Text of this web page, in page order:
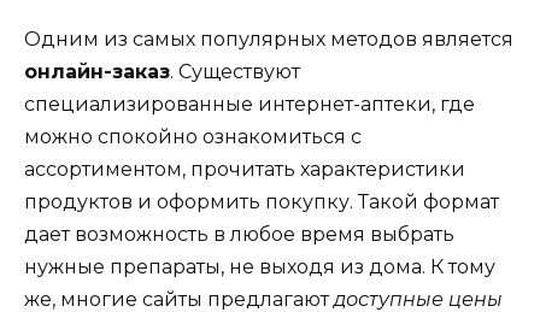
Одним из самых популярных методов является
онлайн-заказ. Существуют
специализированные интернет-аптеки, где
можно спокойно ознакомиться с
ассортиментом, прочитать характеристики
продуктов и оформить покупку. Такой формат
дает возможность в любое время выбрать
нужные препараты, не выходя из дома. К тому
же, многие сайты предлагаютдоступные цены